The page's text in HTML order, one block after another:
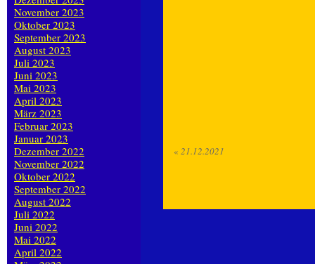
« 21.12.2021
November 2023
Oktober 2023
September 2023
August 2023
Juli 2023
Juni 2023
Mai 2023
April 2023
März 2023
Februar 2023
Januar 2023
Dezember 2022
November 2022
Oktober 2022
September 2022
August 2022
Juli 2022
Juni 2022
Mai 2022
April 2022